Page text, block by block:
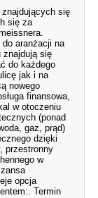
się
się za
aranżacji na
znajdują się
do każdego
jak i na
nowego
finansowa,
w otoczeniu
(ponad
gaz, prąd)
dzięki
przestronny
w
opcja
Termin